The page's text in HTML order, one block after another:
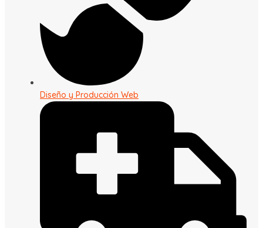
Diseño y Producción Web